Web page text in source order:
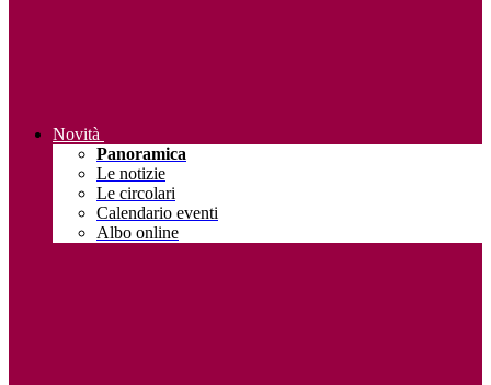
Novità
Panoramica
Le notizie
Le circolari
Calendario eventi
Albo online